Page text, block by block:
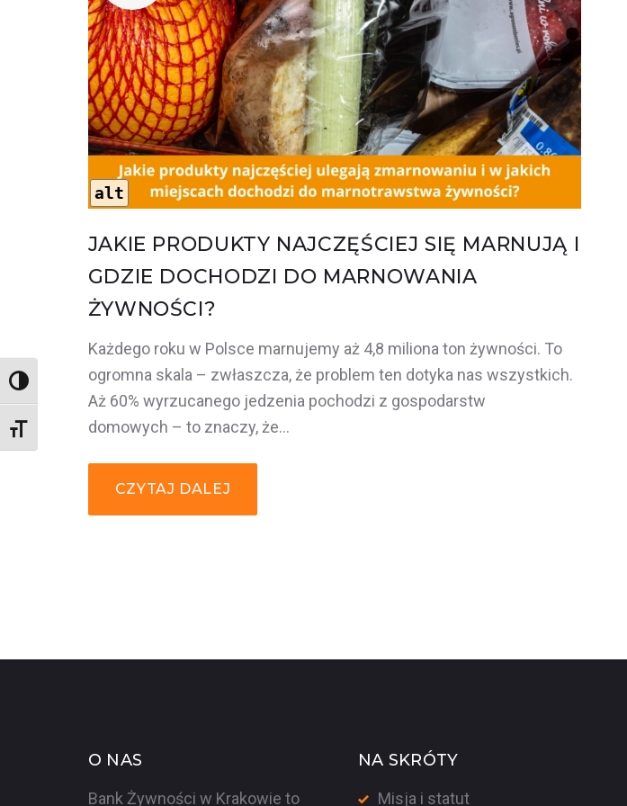
Wysoki kontrast
Rozmiar czcionki
KWIECIEŃ
2025
alt
JAKIE PRODUKTY NAJCZĘŚCIEJ SIĘ MARNUJĄ I
GDZIE DOCHODZI DO MARNOWANIA
ŻYWNOŚCI?
Każdego roku w Polsce marnujemy aż 4,8 miliona ton żywności. To
ogromna skala – zwłaszcza, że problem ten dotyka nas wszystkich.
Aż 60% wyrzucanego jedzenia pochodzi z gospodarstw
domowych – to znaczy, że…
CZYTAJ DALEJ
O NAS
Bank Żywności w Krakowie to
NA SKRÓTY
Misja i statut